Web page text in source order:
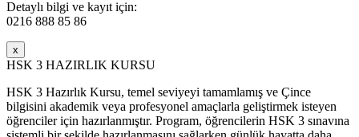
Detaylı bilgi ve kayıt için:
0216 888 85 86
x
HSK 3 HAZIRLIK KURSU
HSK 3 Hazırlık Kursu, temel seviyeyi tamamlamış ve Çince
bilgisini akademik veya profesyonel amaçlarla geliştirmek isteyen
öğrenciler için hazırlanmıştır. Program, öğrencilerin HSK 3 sınavına